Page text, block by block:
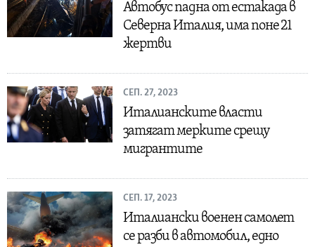
Автобус падна от естакада в
Северна Италия, има поне 21
жертви
СЕП. 27, 2023
Италианските власти
затягат мерките срещу
мигрантите
СЕП. 17, 2023
Италиански военен самолет
се разби в автомобил, едно